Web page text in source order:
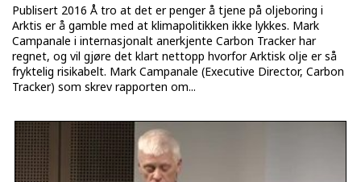
Publisert 2016 Å tro at det er penger å tjene på oljeboring i
Arktis er å gamble med at klimapolitikken ikke lykkes. Mark
Campanale i internasjonalt anerkjente Carbon Tracker har
regnet, og vil gjøre det klart nettopp hvorfor Arktisk olje er så
fryktelig risikabelt. Mark Campanale (Executive Director, Carbon
Tracker) som skrev rapporten om...